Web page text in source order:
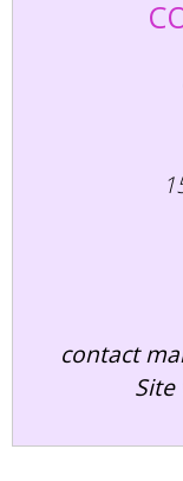
contact
Site